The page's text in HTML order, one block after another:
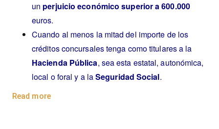
un perjuicio económico superior a 600.000
euros.
Cuando al menos la mitad del importe de los
créditos concursales tenga como titulares a la
Hacienda Pública, sea esta estatal, autonómica,
local o foral y a laSeguridad Social.
Read more